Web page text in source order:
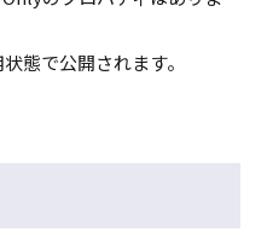
態で公開されます。